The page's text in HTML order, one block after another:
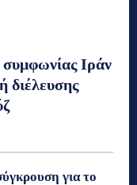
Ιράν
διέλευσης
για το